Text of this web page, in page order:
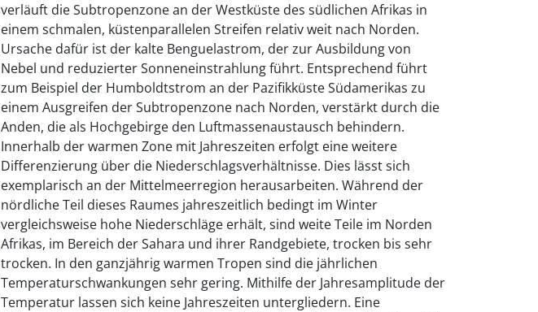
verläuft die Subtropenzone an der Westküste des südlichen Afrikas in
einem schmalen, küstenparallelen Streifen relativ weit nach Norden.
Ursache dafür ist der kalte Benguelastrom, der zur Ausbildung von
Nebel und reduzierter Sonneneinstrahlung führt. Entsprechend führt
zum Beispiel der Humboldtstrom an der Pazifikküste Südamerikas zu
einem Ausgreifen der Subtropenzone nach Norden, verstärkt durch die
Anden, die als Hochgebirge den Luftmassenaustausch behindern.
Innerhalb der warmen Zone mit Jahreszeiten erfolgt eine weitere
Differenzierung über die Niederschlagsverhältnisse. Dies lässt sich
exemplarisch an der Mittelmeerregion herausarbeiten. Während der
nördliche Teil dieses Raumes jahreszeitlich bedingt im Winter
vergleichsweise hohe Niederschläge erhält, sind weite Teile im Norden
Afrikas, im Bereich der Sahara und ihrer Randgebiete, trocken bis sehr
trocken. In den ganzjährig warmen Tropen sind die jährlichen
Temperaturschwankungen sehr gering. Mithilfe der Jahresamplitude der
Temperatur lassen sich keine Jahreszeiten untergliedern. Eine